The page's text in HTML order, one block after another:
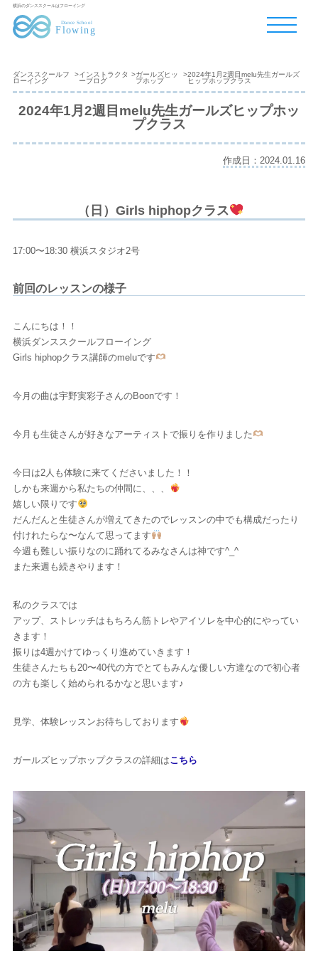
横浜のダンススクールはフローイング
ダンススクールフ
ローイング
>インストラクタ
ーブログ
>ガールズヒッ
プホップ
>2024年1月2週目melu先生ガールズ
ヒップホップクラス
2024年1月2週目melu先生ガールズヒップホッ
プクラス
作成日：2024.01.16
（日）Girls hiphopクラス
17:00〜18:30 横浜スタジオ2号
前回のレッスンの様子
こんにちは！！
横浜ダンススクールフローイング
Girls hiphopクラス講師のmeluです
今月の曲は宇野実彩子さんのBoonです！
今月も生徒さんが好きなアーティストで振りを作りました
今日は2人も体験に来てくださいました！！
しかも来週から私たちの仲間に、、、
嬉しい限りです
だんだんと生徒さんが増えてきたのでレッスンの中でも構成だったり
付けれたらな〜なんて思ってます
今週も難しい振りなのに踊れてるみなさんは神です^_^
また来週も続きやります！
私のクラスでは
アップ、ストレッチはもちろん筋トレやアイソレを中心的にやってい
きます！
振りは4週かけてゆっくり進めていきます！
生徒さんたちも20〜40代の方でとてもみんな優しい方達なので初心者
の方も楽しく始められるかなと思います♪
見学、体験レッスンお待ちしております
ガールズヒップホップクラスの詳細はこちら